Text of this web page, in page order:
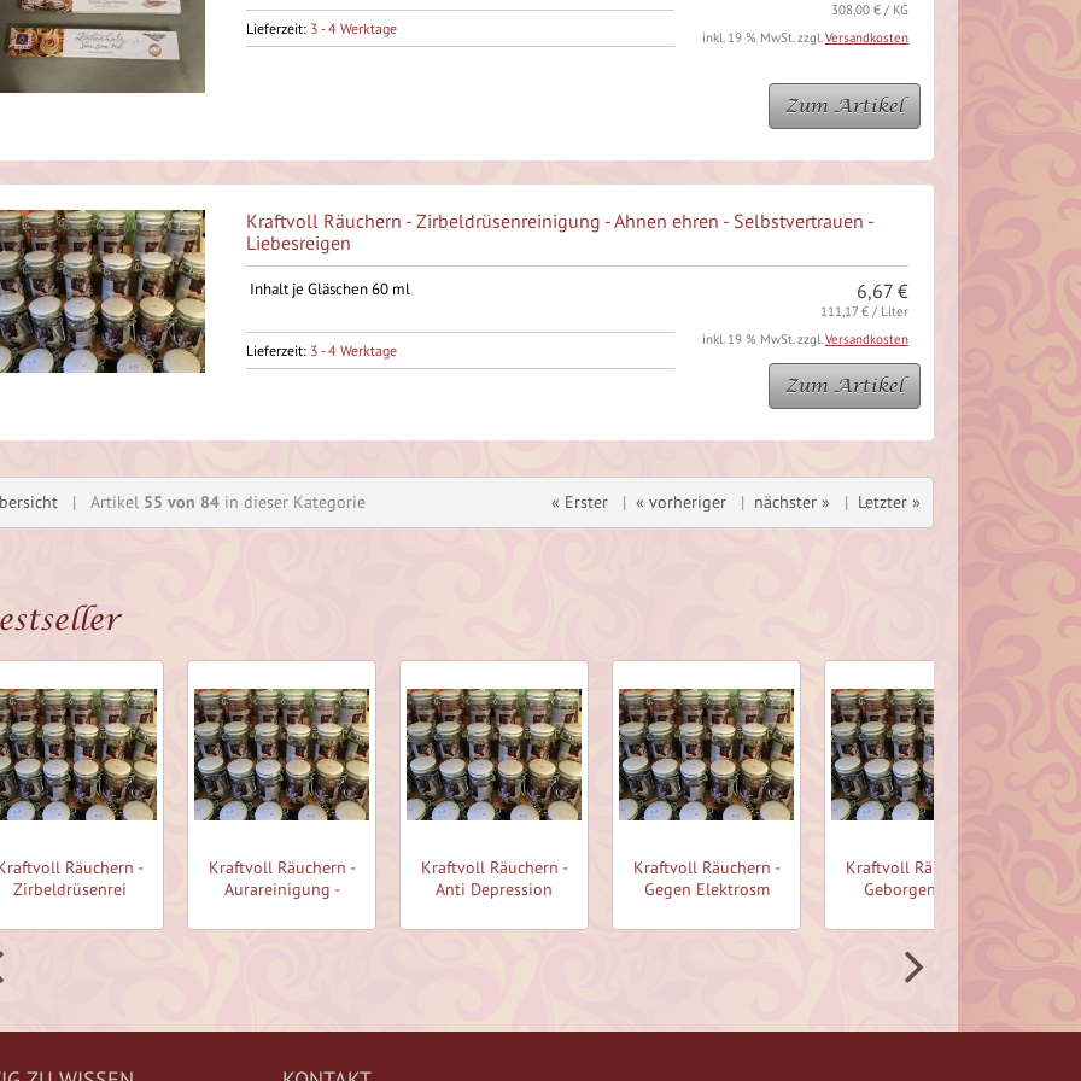
Lieferzeit: 3 - 4 Werktage
308,00 € / KG
inkl. 19 % MwSt. zzgl.Versandkosten
Zum Artikel
Kraftvoll Räuchern - Zirbeldrüsenreinigung - Ahnen ehren - Selbstvertrauen -
Liebesreigen
Inhalt je Gläschen 60 ml
Lieferzeit: 3 - 4 Werktage
6,67 €
111,17 € / Liter
inkl. 19 % MwSt. zzgl.Versandkosten
Zum Artikel
| Artikel 55 von 84 in dieser Kategorie « Erster | « vorheriger | nächster » | Letzter »
Räuchern -
Zirbeldrüsenrei
Kraftvoll Räuchern -
Aurareinigung -
Kraftvoll Räuchern -
Anti Depression
Kraftvoll Räuchern -
Gegen Elektrosm
Kraftvoll Räuchern -
Geborgenheit -